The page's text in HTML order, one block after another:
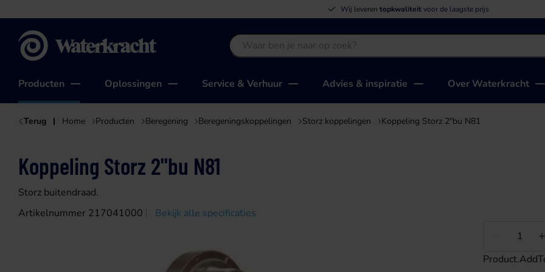
Wij leveren topkwaliteitvoor de laagste prijs
Producten Oplossingen Service & Verhuur Advies & inspiratie Over Waterkracht
Terug Home Producten Beregening Beregeningskoppelingen Storz koppelingen Koppeling Storz 2"bu N81
Koppeling Storz 2"bu N81
Storz buitendraad.
Artikelnummer 217041000
Bekijk alle specificaties
Minder